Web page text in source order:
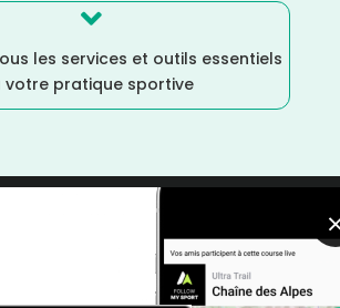

les services et outils essentiels
votre pratique sportive
Distance 100k/Dénivelé